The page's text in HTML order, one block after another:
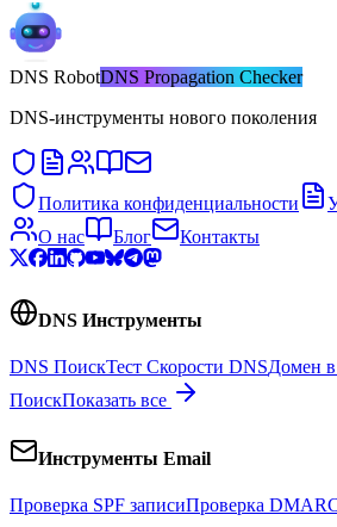
DNS RobotDNS Propagation Checker
DNS-инструменты нового поколения
Политика конфиденциальности
О нас
Блог Контакты
DNS Инструменты
DNS ПоискТест Скорости DNSДомен
ПоискПоказать все
Инструменты Email
Проверка SPF записиПроверка